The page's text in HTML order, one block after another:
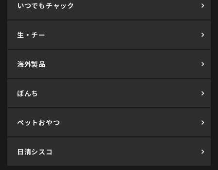
いつでもチャック
生・チー
海外製品
ぼんち
ペットおやつ
日清シスコ